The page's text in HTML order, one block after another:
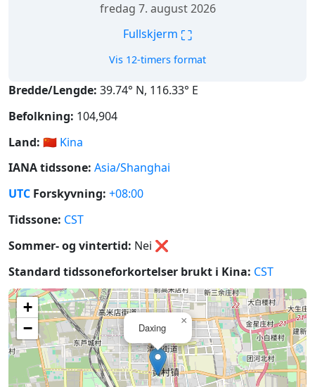
fredag 7. august 2026
Fullskjerm ⛶
Vis 12-timers format
Bredde/Lengde: 39.74° N, 116.33° E
Befolkning: 104,904
Land: 🇨🇳 Kina
IANA tidssone: Asia/Shanghai
UTC Forskyvning: +08:00
Tidssone: CST
Sommer- og vintertid: Nei ❌
Standard tidssoneforkortelser brukt i Kina: CST
Daxing
×
+
−